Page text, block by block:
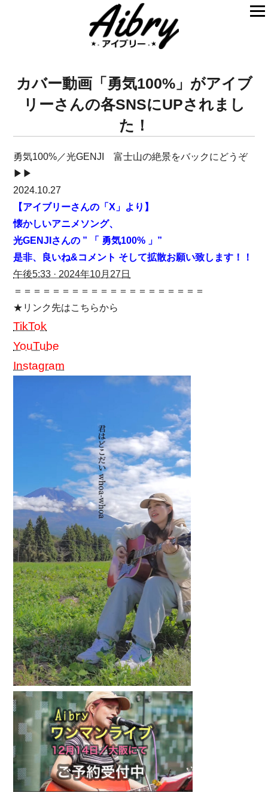
カバー動画「勇気100%」がアイブ
リーさんの各SNSにUPされまし
た！
勇気100%／光GENJI 富士山の絶景をバックにどうぞ
▶▶
2024.10.27
【アイブリーさんの「X」より】
懐かしいアニメソング、
光GENJIさんの ” 「 勇気100% 」”
是非、良いね&コメント そして拡散お願い致します！！
午後5:33 · 2024年10月27日
＝＝＝＝＝＝＝＝＝＝＝＝＝＝＝＝＝＝＝＝
★リンク先はこちらから
TikTok
YouTube
Instagram